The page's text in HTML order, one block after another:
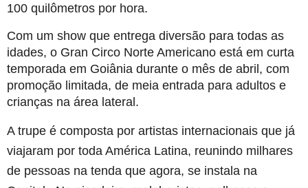
100 quilômetros por hora.
Com um show que entrega diversão para todas as
idades, o Gran Circo Norte Americano está em curta
temporada em Goiânia durante o mês de abril, com
promoção limitada, de meia entrada para adultos e
crianças na área lateral.
A trupe é composta por artistas internacionais que já
viajaram por toda América Latina, reunindo milhares
de pessoas na tenda que agora, se instala na